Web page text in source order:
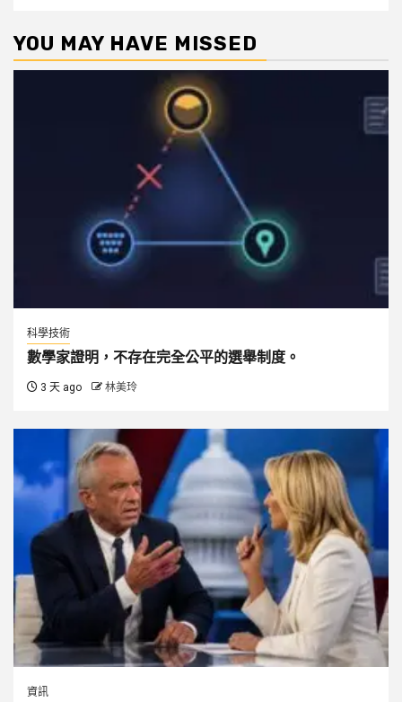
YOU MAY HAVE MISSED
科學技術
數學家證明，不存在完全公平的選舉制度。
3 天 ago 林美玲
資訊